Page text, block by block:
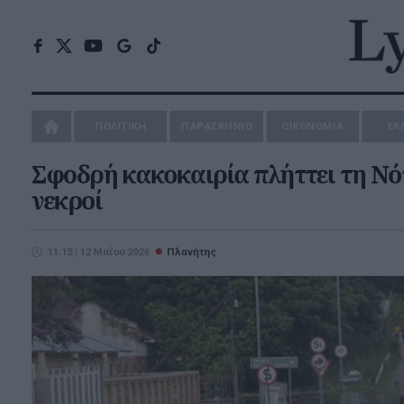
Σφοδρή κακοκαιρία πλήττει τη
νεκροί
11:15 | 12 Μαΐου 2026 Πλανήτης